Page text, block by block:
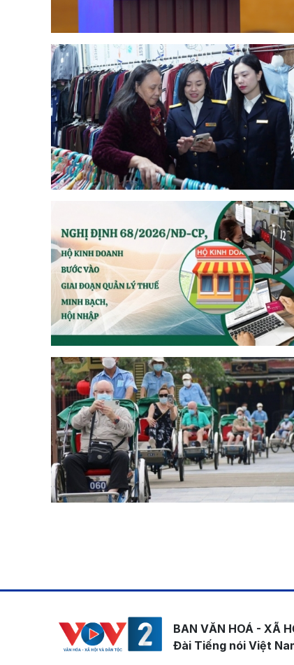
BAN VĂN HOÁ - XÃ
Đài Tiếng nói Việt